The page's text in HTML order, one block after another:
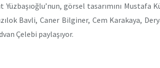
Yüzbaşıoğlu’nun, görsel tasarımını Mustafa
Bavli, Caner Bilginer, Cem Karakaya,
Çelebi paylaşıyor.